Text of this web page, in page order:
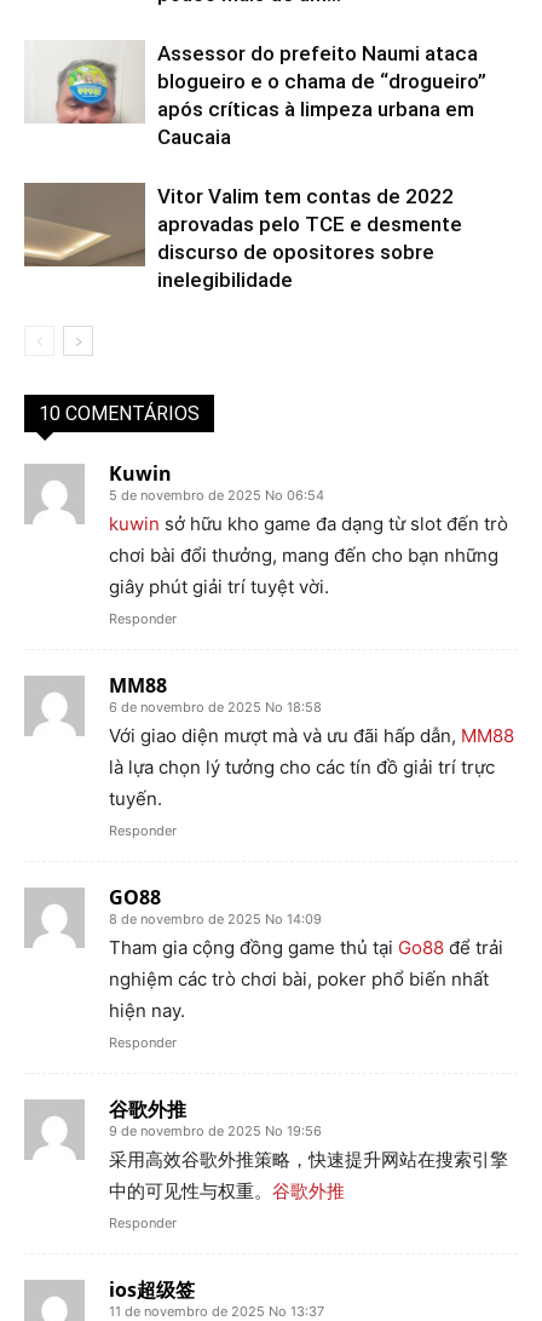
Assessor do prefeito Naumi ataca
blogueiro e o chama de “drogueiro”
após críticas à limpeza urbana em
Caucaia
Vitor Valim tem contas de 2022
aprovadas pelo TCE e desmente
discurso de opositores sobre
inelegibilidade
10 COMENTÁRIOS
Kuwin
5 de novembro de 2025 No 06:54
kuwin sở hữu kho game đa dạng từ slot đến trò
chơi bài đổi thưởng, mang đến cho bạn những
giây phút giải trí tuyệt vời.
Responder
MM88
6 de novembro de 2025 No 18:58
Với giao diện mượt mà và ưu đãi hấp dẫn, MM88
là lựa chọn lý tưởng cho các tín đồ giải trí trực
tuyến.
Responder
GO88
8 de novembro de 2025 No 14:09
Tham gia cộng đồng game thủ tại Go88 để trải
nghiệm các trò chơi bài, poker phổ biến nhất
hiện nay.
Responder
谷歌外推
9 de novembro de 2025 No 19:56
采用高效谷歌外推策略，快速提升网站在搜索引擎
中的可见性与权重。 谷歌外推
Responder
ios超级签
11 de novembro de 2025 No 13:37